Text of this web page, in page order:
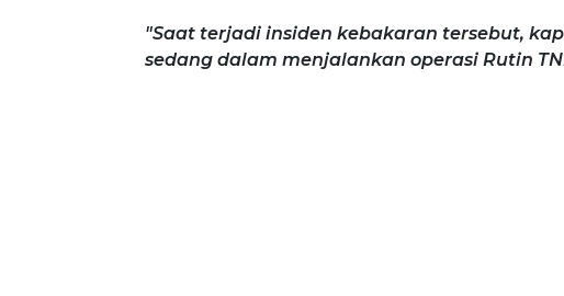
"Saat terjadi insiden kebakaran tersebut,
sedang dalam menjalankan operasi Rutin